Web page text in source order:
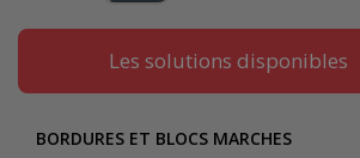
Les solutions disponibles
BORDURES ET BLOCS MARCHES